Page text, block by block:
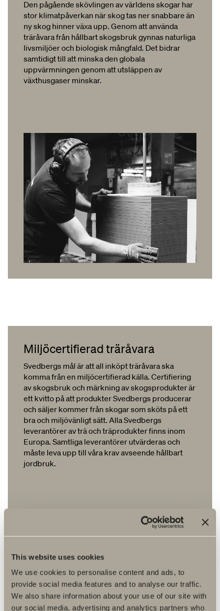
This website uses cookies
We use cookies to personalise content and ads, to
provide social media features and to analyse our traffic.
We also share information about your use of our site with
our social media, advertising and analytics partners who
Den pågående skövlingen av världens skogar har
stor klimatpåverkan när skog tas ner snabbare än
ny skog hinner växa upp. Genom att använda
träråvara från hållbart skogsbruk gynnas naturliga
livsmiljöer och biologisk mångfald. Det bidrar
samtidigt till att minska den globala
uppvärmningen genom att utsläppen av
växthusgaser minskar.
Miljöcertifierad träråvara
Svedbergs mål är att all inköpt träråvara ska
komma från en miljöcertifierad källa. Certifiering
av skogsbruk och märkning av skogsprodukter är
ett kvitto på att produkter Svedbergs producerar
och säljer kommer från skogar som sköts på ett
bra och miljövänligt sätt. Alla Svedbergs
leverantörer av trä och träprodukter finns inom
Europa. Samtliga leverantörer utvärderas och
måste leva upp till våra krav avseende hållbart
jordbruk.